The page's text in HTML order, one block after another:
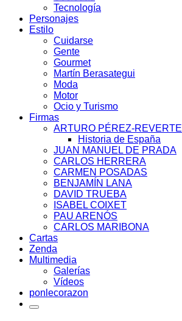
Tecnología
Personajes
Estilo
Cuidarse
Gente
Gourmet
Martín Berasategui
Moda
Motor
Ocio y Turismo
Firmas
ARTURO PÉREZ-REVERTE
Historia de España
JUAN MANUEL DE PRADA
CARLOS HERRERA
CARMEN POSADAS
BENJAMÍN LANA
DAVID TRUEBA
ISABEL COIXET
PAU ARENÓS
CARLOS MARIBONA
Cartas
Zenda
Multimedia
Galerías
Vídeos
ponlecorazon